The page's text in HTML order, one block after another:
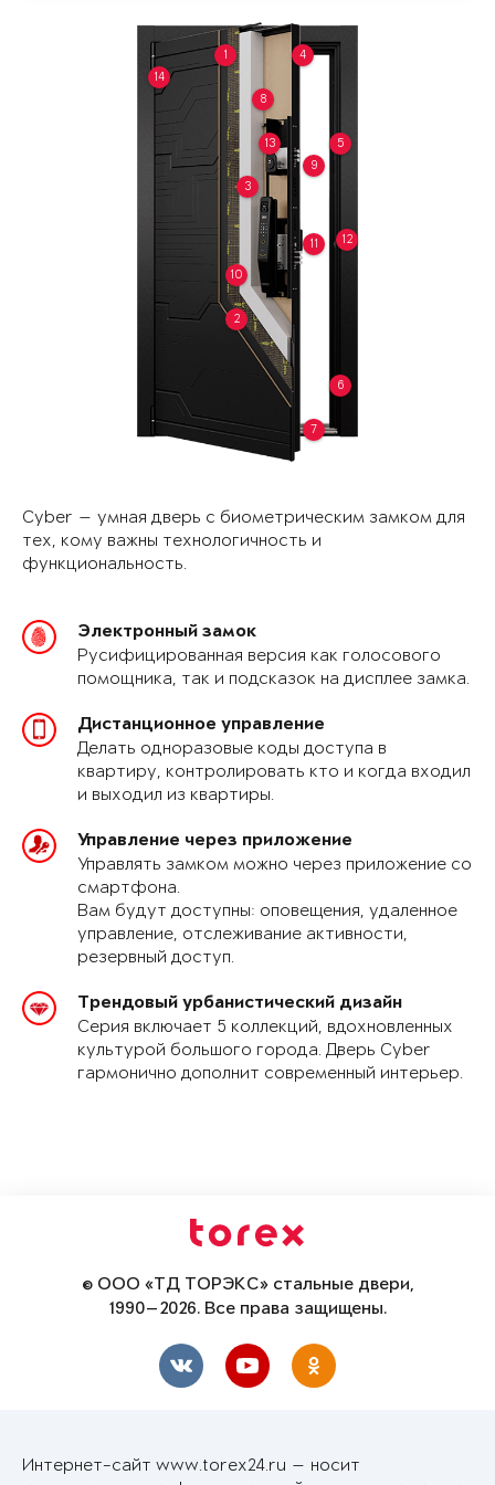
1
2
3
4
5
6
7
8
9
10
11 12
13
14
Cyber — умная дверь с биометрическим замком для
тех, кому важны технологичность и
функциональность.
Электронный замок
Русифицированная версия как голосового
помощника, так и подсказок на дисплее замка.
Дистанционное управление
Делать одноразовые коды доступа в
квартиру, контролировать кто и когда входил
и выходил из квартиры.
Управление через приложение
Управлять замком можно через приложение со
смартфона.
Вам будут доступны: оповещения, удаленное
управление, отслеживание активности,
резервный доступ.
Трендовый урбанистический дизайн
Серия включает 5 коллекций, вдохновленных
культурой большого города. Дверь Cyber
гармонично дополнит современный интерьер.
© ООО «ТД ТОРЭКС» стальные двери,
1990—2026. Все права защищены.
Интернет-сайт www.torex24.ru — носит